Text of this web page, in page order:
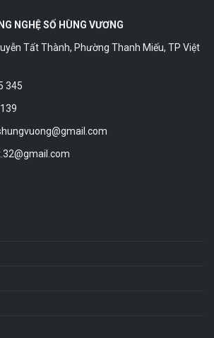
NGHỆ SỐ HÙNG VƯƠNG
Tất Thành, Phường Thanh Miếu, TP Việt
345